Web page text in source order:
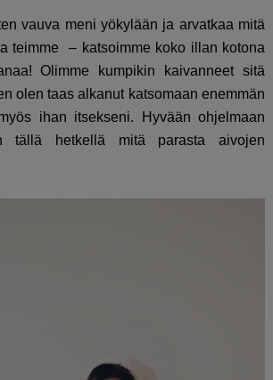
vauva meni yökylään ja arvatkaa mitä
teimme – katsoimme koko illan kotona
Olimme kumpikin kaivanneet sitä
olen taas alkanut katsomaan enemmän
ihan itsekseni. Hyvään ohjelmaan
tällä hetkellä mitä parasta aivojen